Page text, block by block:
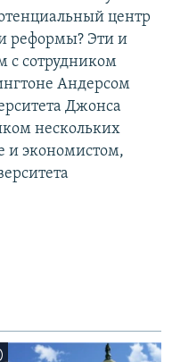
центр
реформы? Эти и
с сотрудником
Андерсом
Джонса
нескольких
и экономистом,